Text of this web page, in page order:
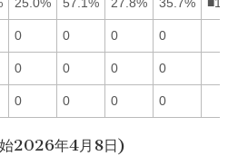
25.0% 57.1% 27.8% 35.7%
0 0 0 0
0 0 0 0
0 0 0 0
2026年4月8日)